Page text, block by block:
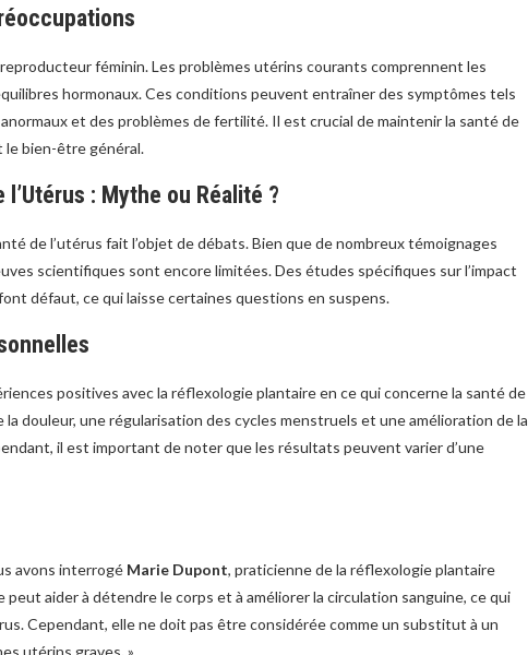
féminin. Les problèmes utérins courants comprennent les
hormonaux. Ces conditions peuvent entraîner des symptômes tels
et des problèmes de fertilité. Il est crucial de maintenir la santé de
le bien-être général.
: Mythe ou Réalité ?
de l’utérus fait l’objet de débats. Bien que de nombreux témoignages
scientifiques sont encore limitées. Des études spécifiques sur l’impact
défaut, ce qui laisse certaines questions en suspens.
positives avec la réflexologie plantaire en ce qui concerne la santé de
douleur, une régularisation des cycles menstruels et une amélioration de la
il est important de noter que les résultats peuvent varier d’une
avons interrogé Marie Dupont, praticienne de la réflexologie plantaire
aider à détendre le corps et à améliorer la circulation sanguine, ce qui
Cependant, elle ne doit pas être considérée comme un substitut à un
utérins graves. »